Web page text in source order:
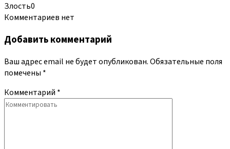
Злость0
Комментариев нет
Добавить комментарий
Ваш адрес email не будет опубликован.Обязательные поля
помечены *
Комментарий *